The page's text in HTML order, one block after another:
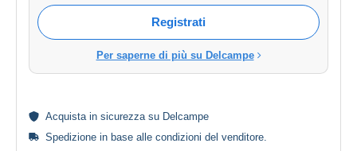
Registrati
Per saperne di più su Delcampe
Acquista in sicurezza su Delcampe
Spedizione in base alle condizioni del venditore